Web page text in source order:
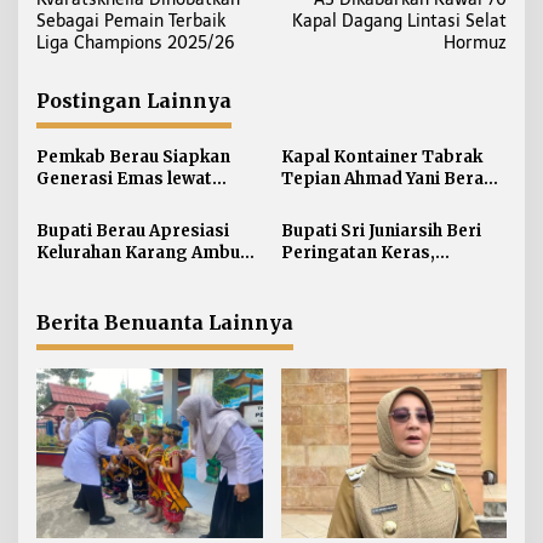
a
v
g
a
s
i
o
Sebagai Pemain Terbaik
Liga Champions 2025/26
Kapal Dagang Lintasi Selat
Hormuz
Postingan Lainnya
Pemkab Berau Siapkan
Generasi Emas lewat
Kapal Kontainer Tabrak
Tepian Ahmad Yani Berau
Buka Suara Soal Ganti Rugi
Bupati Berau Apresiasi
Kelurahan Karang Ambun
Bupati Sri Juniarsih Beri
Peringatan Keras,
Berita Benuanta Lainnya